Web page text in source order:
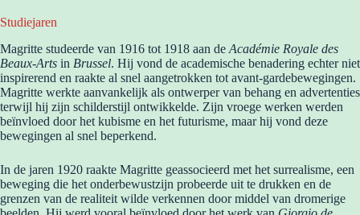
Studiejaren
Magritte studeerde van 1916 tot 1918 aan de Académie Royale des
Beaux-Arts in Brussel. Hij vond de academische benadering echter niet
inspirerend en raakte al snel aangetrokken tot avant-gardebewegingen.
Magritte werkte aanvankelijk als ontwerper van behang en advertenties
terwijl hij zijn schilderstijl ontwikkelde. Zijn vroege werken werden
beïnvloed door het kubisme en het futurisme, maar hij vond deze
bewegingen al snel beperkend.
In de jaren 1920 raakte Magritte geassocieerd met het surrealisme, een
beweging die het onderbewustzijn probeerde uit te drukken en de
grenzen van de realiteit wilde verkennen door middel van dromerige